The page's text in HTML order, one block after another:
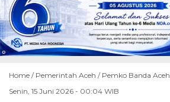
Home / Pemerintah Aceh / Pemko Banda Aceh
Senin, 15 Juni 2026 - 00:04 WIB